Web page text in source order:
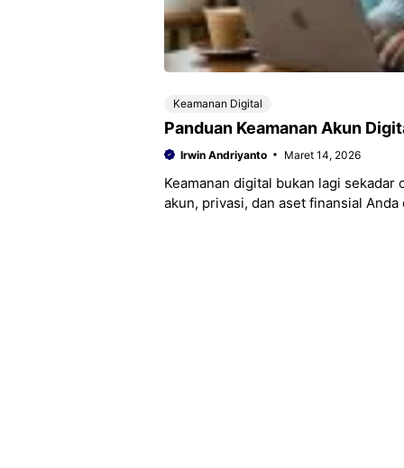
Keamanan Digital
Panduan Keamanan Akun
Irwin Andriyanto Maret 14, 2026
Keamanan digital bukan lagi
akun, privasi, dan aset finansial